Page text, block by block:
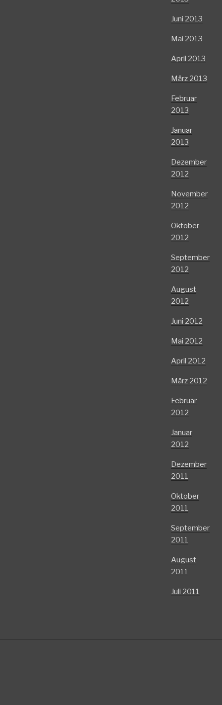
Juni 2013
Mai 2013
April 2013
März 2013
Februar
2013
Januar
2013
Dezember
2012
November
2012
Oktober
2012
September
2012
August
2012
Juni 2012
Mai 2012
April 2012
März 2012
Februar
2012
Januar
2012
Dezember
2011
Oktober
2011
September
2011
August
2011
Juli 2011